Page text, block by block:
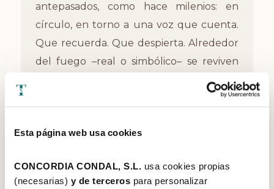
Esta página web usa cookies
CONCORDIA CONDAL, S.L. usa cookies propias
(necesarias) y de terceros para personalizar
antepasados, como hace milenios: en
círculo, en torno a una voz que cuenta.
Que recuerda. Que despierta. Alrededor
del fuego –real o simbólico– se reviven
historias que habíamos olvidado. Historias
Hemos olvidado el poder transformador
cuáles eran las historias que nos unían,
que nos hacían pueblo, que nos hacían